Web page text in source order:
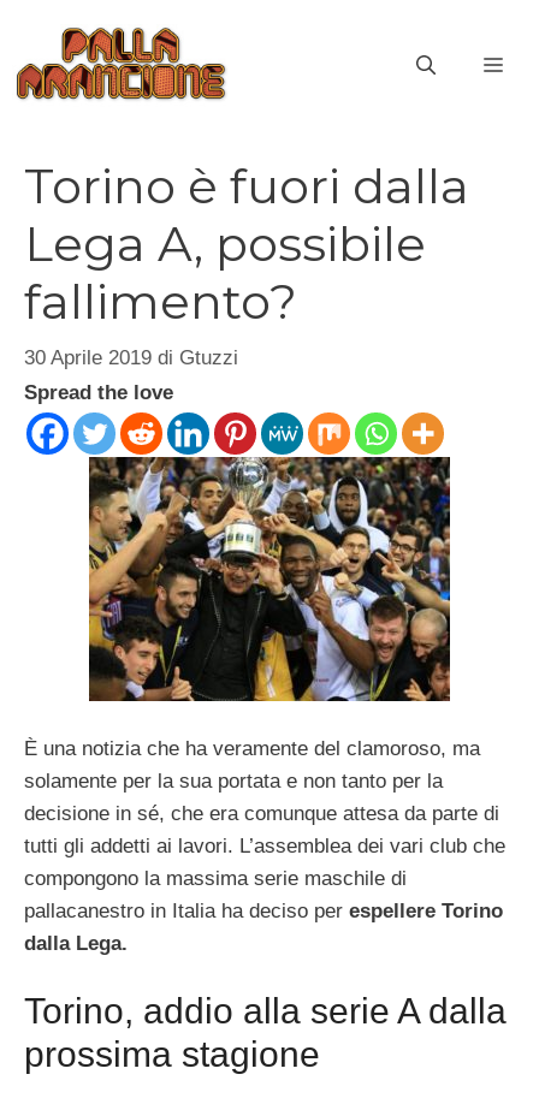
contenuto
Torino è fuori dalla
Lega A, possibile
fallimento?
30 Aprile 2019 di Gtuzzi
Spread the love
È una notizia che ha veramente del clamoroso, ma
solamente per la sua portata e non tanto per la
decisione in sé, che era comunque attesa da parte di
tutti gli addetti ai lavori. L’assemblea dei vari club che
compongono la massima serie maschile di
pallacanestro in Italia ha deciso per espellere Torino
dalla Lega.
Torino, addio alla serie A dalla
prossima stagione